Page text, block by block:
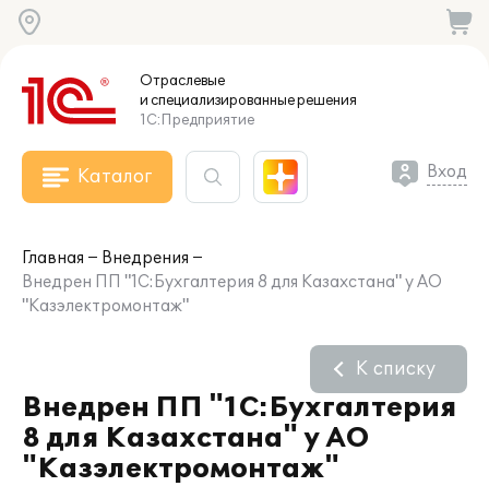
Отраслевые
и специализированныерешения
1С:Предприятие
Каталог Вход
Главная
Внедрения
Внедрен ПП "1С:Бухгалтерия 8 для Казахстана" у АО
"Казэлектромонтаж"
Внедрен ПП "1С:Бухгалтерия
8 для Казахстана" у АО
"Казэлектромонтаж"
К списку